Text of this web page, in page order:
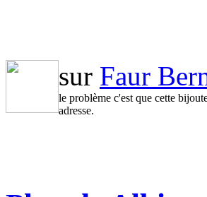
sur Faur
le problème c'est que cette
adresse.